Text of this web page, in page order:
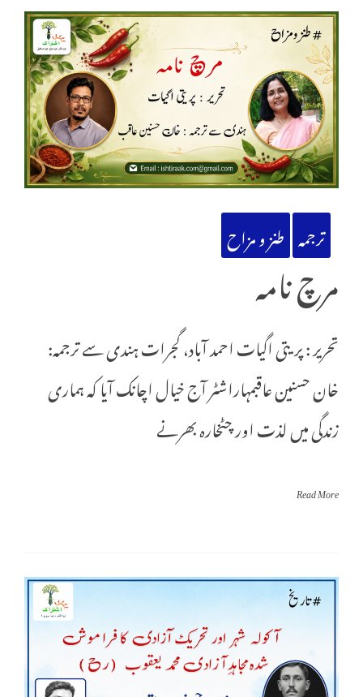
ترجمہ طنز و مزاح
مرچ نامہ
تحریر : پریتی اگیات احمد آباد، گجرات ہندی سے ترجمہ:
خان حسنین عاقبمہاراشٹر آج خیال اچانک آیا کہ ہماری
زندگی میں لذت اور چٹخارہ بھرنے
Read More